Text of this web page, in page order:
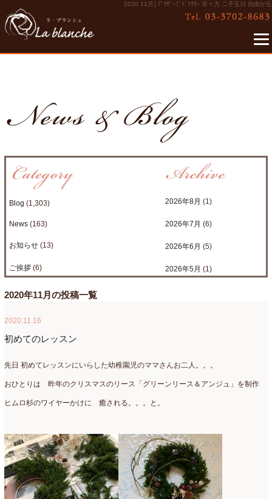
2020 11月│ﾌﾟﾘｻﾞｰﾌﾞﾄﾞﾌﾗﾜｰ 等々力 二子玉川 自由が丘
Blog (1,303)
News(163)
お知らせ(13)
ご挨拶(6)
たまがわLOOP(9)
アトリエ(32)
アドバンスコース(16)
イベント(17)
オンラインショップ講座(2)
オーダーアレンジ(148)
ギフト(12)
2026年8月 (1)
2026年7月 (6)
2026年6月 (5)
2026年5月 (1)
2025年12月(7)
2025年9月(5)
2025年8月(1)
2025年7月(10)
2020年11月の投稿一覧
2020.11.16
初めてのレッスン
先日 初めてレッスンにいらした幼稚園児のママさんお二人。。。
おひとりは 昨年のクリスマスのリース「グリーンリース＆アンジュ」を制作
ヒムロ杉のワイヤーかけに 癒される。。。と。